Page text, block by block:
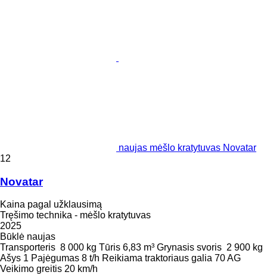
naujas mėšlo kratytuvas Novatar
12
Novatar
Kaina pagal užklausimą
Tręšimo technika - mėšlo kratytuvas
2025
Būklė naujas
Transporteris 8 000 kg Tūris 6,83 m³ Grynasis svoris 2 900 kg
Ašys 1 Pajėgumas 8 t/h Reikiama traktoriaus galia 70 AG
Veikimo greitis 20 km/h